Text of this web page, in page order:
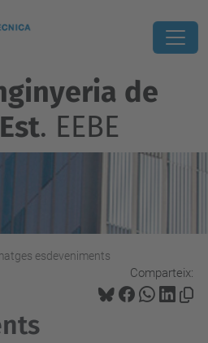
de
. EEBE
esdeveniments
Comparteix: